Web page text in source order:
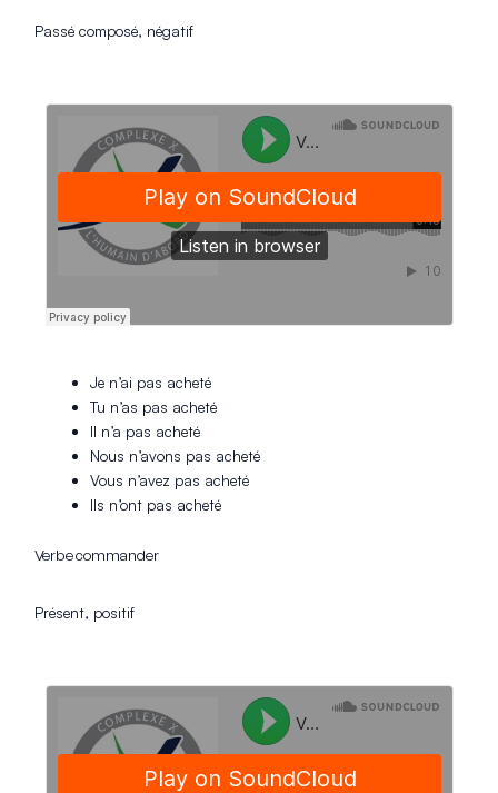
Passé composé, négatif
Je n’ai pas acheté
Tu n’as pas acheté
Il n’a pas acheté
Nous n’avons pas acheté
Vous n’avez pas acheté
Ils n’ont pas acheté
Verbe commander
Présent, positif